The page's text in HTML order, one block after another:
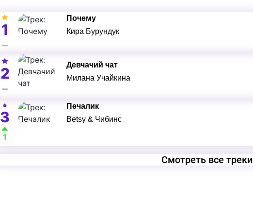
1
Почему
Кира Бурундук
2
Девчачий чат
Милана Учайкина
3
1
Печалик
Betsy & Чибинс
Смотреть все треки